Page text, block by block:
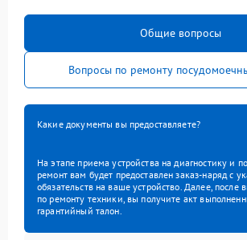
Общие вопросы
Вопросы по ремонту
Какие документы вы предоставляете?
На этапе приема устройства на диагностику и
ремонт вам будет предоставлен заказ-наряд с
обязательств на ваше устройство. Далее, после
по ремонту техники, вы получите акт
гарантийный талон.